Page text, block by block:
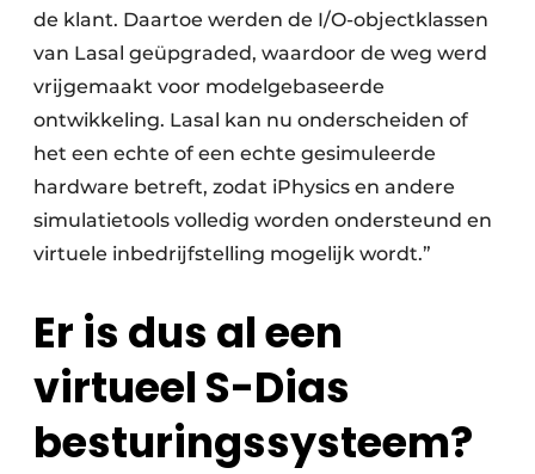
de klant. Daartoe werden de I/O-objectklassen
van Lasal geüpgraded, waardoor de weg werd
vrijgemaakt voor modelgebaseerde
ontwikkeling. Lasal kan nu onderscheiden of
het een echte of een echte gesimuleerde
hardware betreft, zodat iPhysics en andere
simulatietools volledig worden ondersteund en
virtuele inbedrijfstelling mogelijk wordt.”
Er is dus al een
virtueel S-Dias
besturingssysteem?